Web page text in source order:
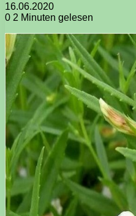
16.06.2020
0 2 Minuten gelesen